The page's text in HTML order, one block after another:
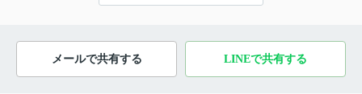
メールで共有する LINEで共有する